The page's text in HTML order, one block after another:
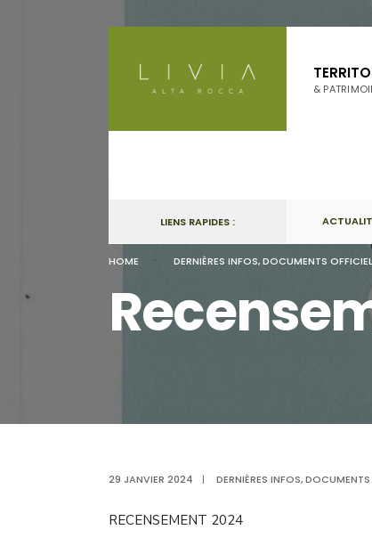
content
&
LIENS RAPIDES :
HOME DERNIÈRES INFOS,DOCUMENTS
29 JANVIER 2024 | DERNIÈRES INFOS,DOCUMENTS
RECENSEMENT 2024